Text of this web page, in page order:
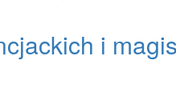
i